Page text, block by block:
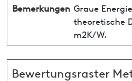
Bemerkungen Graue
theoretische
m2K/W.
Bewertungsraster